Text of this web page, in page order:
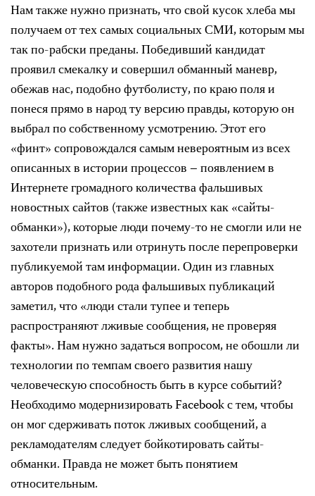
Нам также нужно признать, что свой кусок хлеба мы
получаем от тех самых социальных СМИ, которым мы
так по-рабски преданы. Победивший кандидат
проявил смекалку и совершил обманный маневр,
обежав нас, подобно футболисту, по краю поля и
понеся прямо в народ ту версию правды, которую он
выбрал по собственному усмотрению. Этот его
«финт» сопровождался самым невероятным из всех
описанных в истории процессов – появлением в
Интернете громадного количества фальшивых
новостных сайтов (также известных как «сайты-
обманки»), которые люди почему-то не смогли или не
захотели признать или отринуть после перепроверки
публикуемой там информации. Один из главных
авторов подобного рода фальшивых публикаций
заметил, что «люди стали тупее и теперь
распространяют лживые сообщения, не проверяя
факты». Нам нужно задаться вопросом, не обошли ли
технологии по темпам своего развития нашу
человеческую способность быть в курсе событий?
Необходимо модернизировать Facebook с тем, чтобы
он мог сдерживать поток лживых сообщений, а
рекламодателям следует бойкотировать сайты-
обманки. Правда не может быть понятием
относительным.